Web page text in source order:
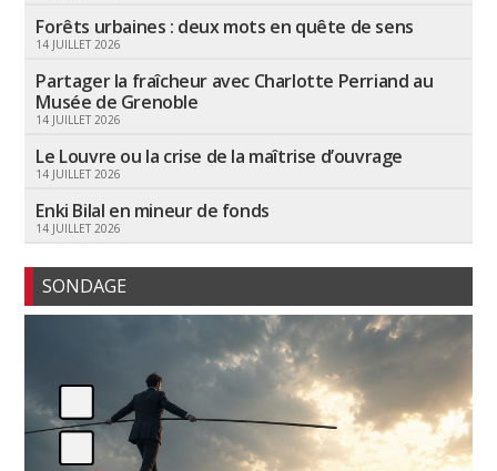
Forêts urbaines : deux mots en quête de sens
14 JUILLET 2026
Partager la fraîcheur avec Charlotte Perriand au
Musée de Grenoble
14 JUILLET 2026
Le Louvre ou la crise de la maîtrise d’ouvrage
14 JUILLET 2026
Enki Bilal en mineur de fonds
14 JUILLET 2026
SONDAGE